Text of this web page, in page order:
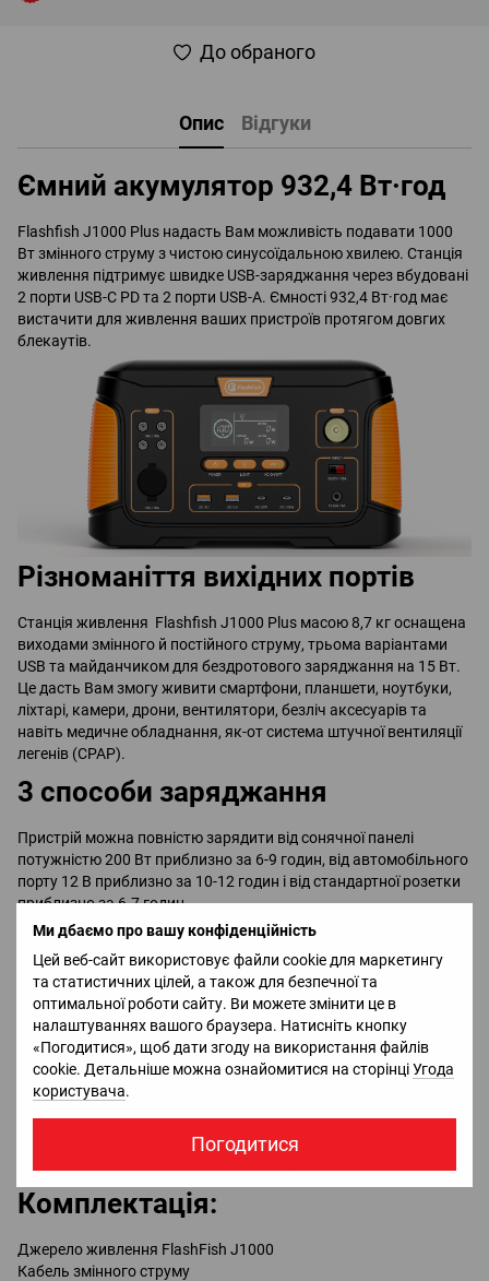
Ми дбаємо про вашу конфіденційність
Цей веб-сайт використовує файли cookie для маркетингу
та статистичних цілей, а також для безпечної та
оптимальної роботи сайту. Ви можете змінити це в
налаштуваннях вашого браузера. Натисніть кнопку
«Погодитися», щоб дати згоду на використання файлів
cookie. Детальніше можна ознайомитися на сторінціУгода
користувача.
Погодитися
До обраного
Опис Відгуки
Ємний акумулятор 932,4 Вт·год
Flashfish J1000 Plus надасть Вам можливість подавати 1000
Вт змінного струму з чистою синусоїдальною хвилею. Станція
живлення підтримує швидке USB-заряджання через вбудовані
2 порти USB-С PD та 2 порти USB-A. Ємності 932,4 Вт·год має
вистачити для живлення ваших пристроїв протягом довгих
блекаутів.
Різноманіття вихідних портів
Станція живлення Flashfish J1000 Plus масою 8,7 кг оснащена
виходами змінного й постійного струму, трьома варіантами
USB та майданчиком для бездротового заряджання на 15 Вт.
Це дасть Вам змогу живити смартфони, планшети, ноутбуки,
ліхтарі, камери, дрони, вентилятори, безліч аксесуарів та
навіть медичне обладнання, як-от система штучної вентиляції
легенів (CPAP).
3 способи заряджання
Пристрій можна повністю зарядити від сонячної панелі
потужністю 200 Вт приблизно за 6-9 годин, від автомобільного
порту 12 В приблизно за 10-12 годин і від стандартної розетки
приблизно за 6-7 годин.
Чіткий РК-дисплей та
світлодіодний ліхтар
РК-дисплей покаже заряд акумулятора, вхідну та вихідну
потужність змінного чи постійного струму або актуальні
характеристики USB-портів.
Світлодіодний ліхтар на 8 Вт із режимом SOS (3 Вт) стане в
пригоді в повній темряві. Він підходить для читання, освітлення
оселі чи табору. Пристрій стане у пригоді, коли треба
Комплектація:
Джерело живлення FlashFish J1000
Кабель змінного струму